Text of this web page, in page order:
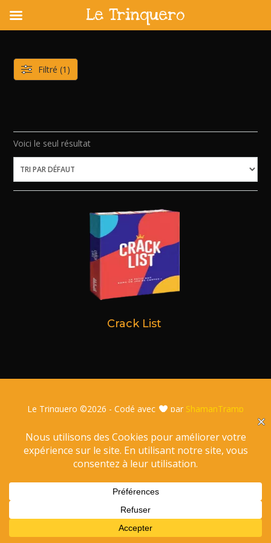
content
Voici le seul résultat
Crack List
Filtré (1)
Le Trinquero ©2026 - Codé avec par ShamanTramp
Le Trinquero